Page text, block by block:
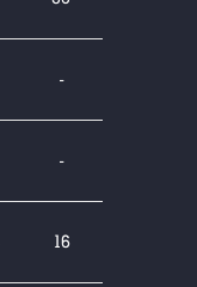
-
-
16